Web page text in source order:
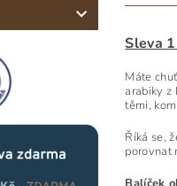
Sleva
Máte
arabiky z
těmi,
Říká se,
porovnat